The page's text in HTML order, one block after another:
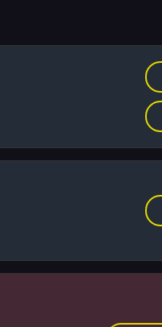
raça humana i